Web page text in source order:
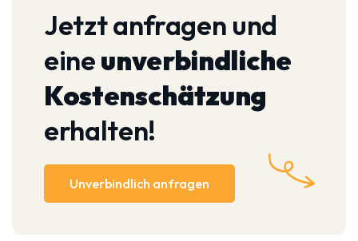
Jetzt anfragen und
eineunverbindliche
Kostenschätzung
erhalten!
Unverbindlich anfragen